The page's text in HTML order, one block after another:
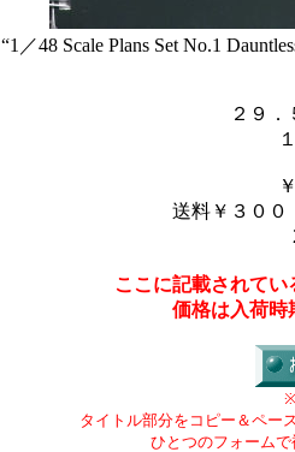
“1／48 Scale Plans Set No.1
２９
送料￥３００
ここに記載されて
価格は入荷時
タイトル部分をコピー＆ペー
ひとつのフォーム